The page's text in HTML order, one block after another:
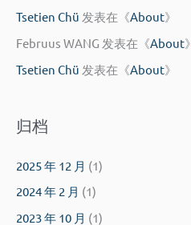
Tsetien Chü 发表在《About》
Februus WANG 发表在《About》
Tsetien Chü 发表在《About》
归档
2025 年 12 月 (1)
2024 年 2 月 (1)
2023 年 10 月 (1)